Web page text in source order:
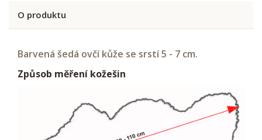
O produktu
Barvená šedá ovčí kůže se srstí 5 - 7 cm.
Způsob měření kožešin